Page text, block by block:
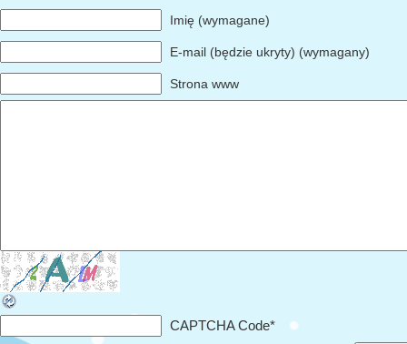
Imię (wymagane)
E-mail (będzie ukryty) (wymagany)
Strona www
CAPTCHA Code*